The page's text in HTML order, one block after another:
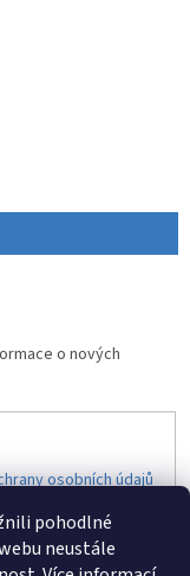
pohodlné
neustále
o nových
osobních údajů